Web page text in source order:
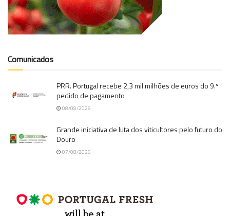
Comunicados
PRR. Portugal recebe 2,3 mil milhões de euros do 9.º
pedido de pagamento
08/08/2026
Grande iniciativa de luta dos viticultores pelo futuro do
Douro
07/08/2026